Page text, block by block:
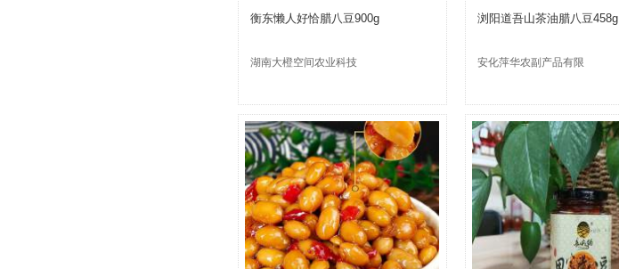
衡东懒人好恰腊八豆900g
湖南大橙空间农业科技
浏阳道吾山茶油腊八豆458g
安化萍华农副产品有限